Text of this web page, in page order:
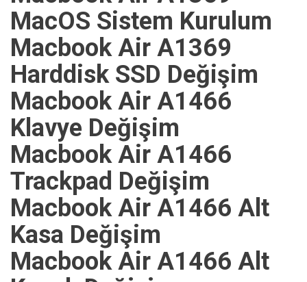
MacOS Sistem Kurulum
Macbook Air A1369
Harddisk SSD Değişim
Macbook Air A1466
Klavye Değişim
Macbook Air A1466
Trackpad Değişim
Macbook Air A1466 Alt
Kasa Değişim
Macbook Air A1466 Alt